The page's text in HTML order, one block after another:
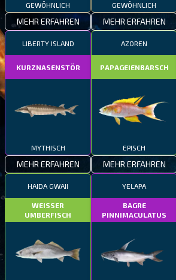
GEWÖHNLICH
MEHR ERFAHREN
GEWÖHNLICH
MEHR ERFAHREN
LIBERTY ISLAND
KURZNASENSTÖR
MYTHISCH
MEHR ERFAHREN
AZOREN
PAPAGEIENBARSCH
EPISCH
MEHR ERFAHREN
HAIDA GWAII
WEISSER
UMBERFISCH
YELAPA
BAGRE
PINNIMACULATUS